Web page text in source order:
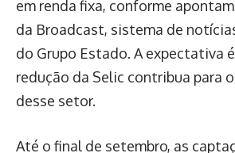
em renda fixa, conforme
da Broadcast, sistema de
do Grupo Estado. A expectativa
redução da Selic contribua para
desse setor.
Até o final de setembro, as